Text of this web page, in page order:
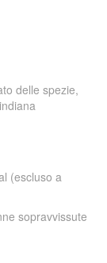
delle spezie,
(escluso a
sopravvissute